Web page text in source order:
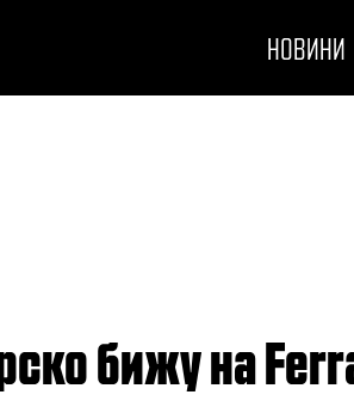
НОВИНИ
бижу на